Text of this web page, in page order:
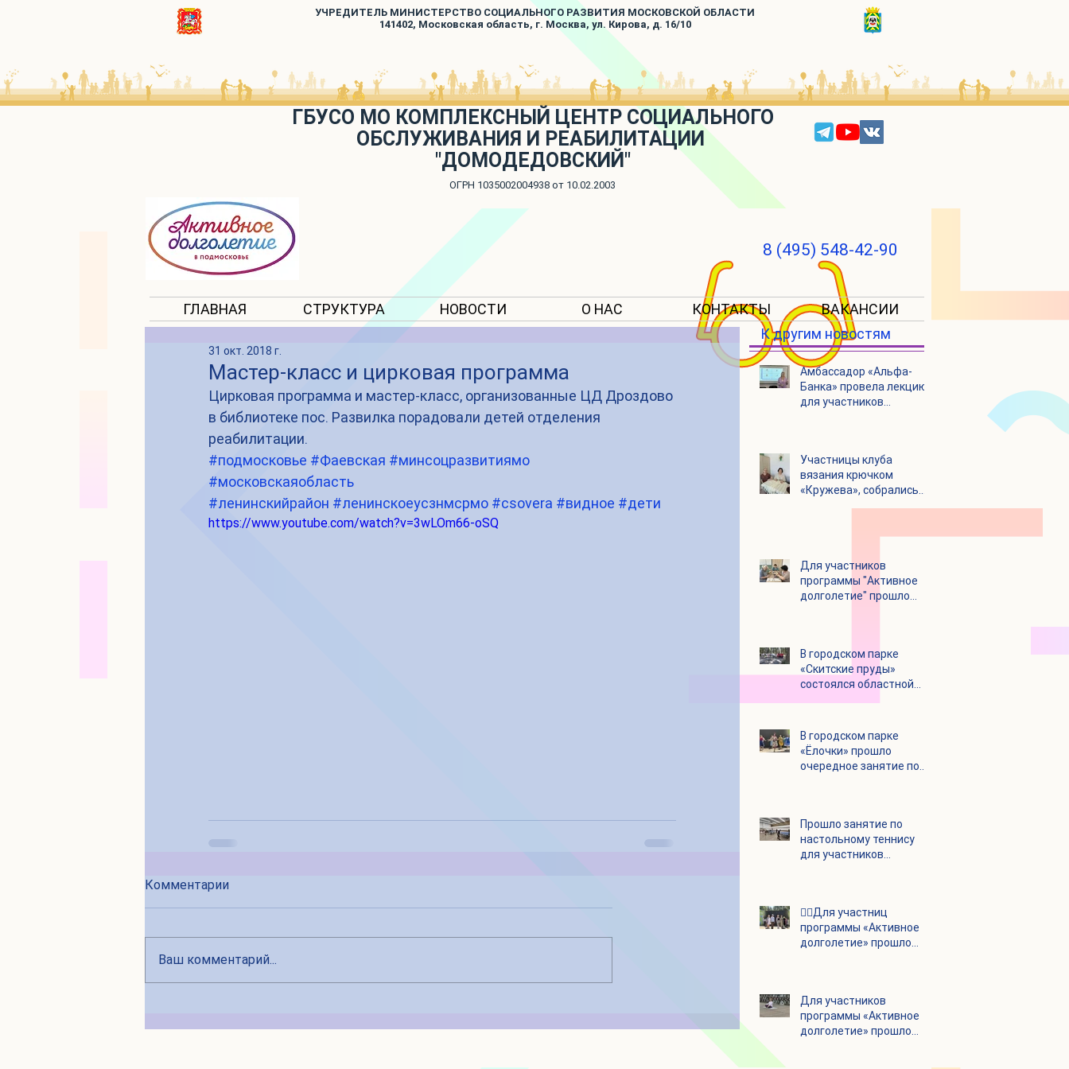
УЧРЕДИТЕЛЬ МИНИСТЕРСТВО СОЦИАЛЬНОГО РАЗВИТИЯ МОСКОВСКОЙ ОБЛАСТИ
141402, Московская область, г. Москва, ул. Кирова, д. 16/10
ГБУСО МО КОМПЛЕКСНЫЙ ЦЕНТР СОЦИАЛЬНОГО
ОБСЛУЖИВАНИЯ И РЕАБИЛИТАЦИИ
"ДОМОДЕДОВСКИЙ"
ОГРН 1035002004938 от 10.02.2003
8 (495) 548-42-90
ГЛАВНАЯ СТРУКТУРА НОВОСТИ О НАС КОНТАКТЫ ВАКАНСИИ
Мастер-класс и цирковая программа
31 окт. 2018 г.
Цирковая программа и мастер-класс, организованные ЦД Дроздово
в библиотеке пос. Развилка порадовали детей отделения
реабилитации.
#подмосковье #Фаевская #минсоцразвитиямо
#московскаяобласть
#ленинскийрайон #ленинскоеусзнмсрмо #csovera #видное #дети
https://www.youtube.com/watch?v=3wLOm66-oSQ
Комментарии
Ваш комментарий...
К другим новостям
Амбассадор «Альфа-
Банка» провела лекцию
для участников
Участницы клуба
вязания крючком
«Кружева», собрались
Для участников
программы "Активное
долголетие" прошло
настольными играми
В городском парке
«Скитские пруды»
состоялся областной
В городском парке
«Ёлочки» прошло
очередное занятие по
Прошло занятие по
настольному теннису
для участников
👯‍♀️Для участниц
программы «Активное
долголетие» прошло
Для участников
программы «Активное
долголетие» прошло